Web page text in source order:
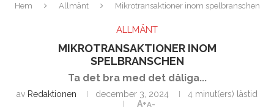
Hem Allmänt Mikrotransaktioner inom spelbranschen
ALLMÄNT
MIKROTRANSAKTIONER INOM
SPELBRANSCHEN
Ta det bra med det dåliga...
av Redaktionen december 3, 2024
4 minut(ers) lästid
A+A-